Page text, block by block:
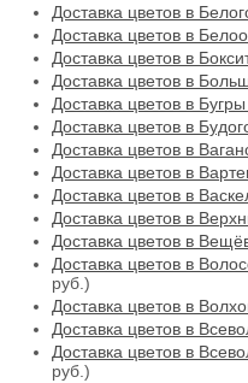
Доставка цветов в
Доставка цветов в
Доставка цветов в
Доставка цветов в
Доставка цветов в Бугры
Доставка цветов в
Доставка цветов в
Доставка цветов в
Доставка цветов в
Доставка цветов в
Доставка цветов в
Доставка цветов в
руб.)
Доставка цветов в
Доставка цветов в
Доставка цветов в
руб.)